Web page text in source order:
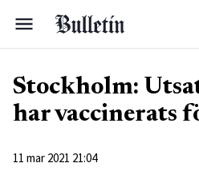
Stockholm:
har vaccinerats
11 mar 2021 21:04